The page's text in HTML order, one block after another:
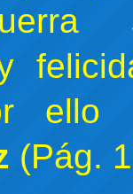
ello
(Pág.